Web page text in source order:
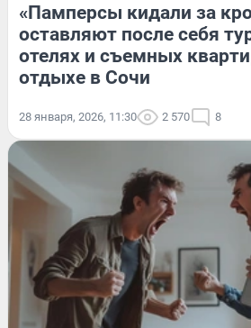
«Памперсы кидали за
оставляют после себя
отелях и съемных
отдыхе в Сочи
28 января, 2026, 11:30 2 570 8